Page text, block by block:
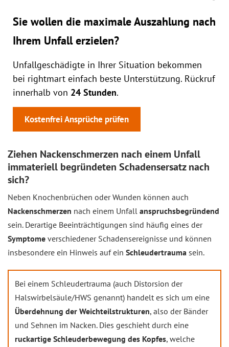
Sie wollen die maximale Auszahlung nach
Ihrem Unfall erzielen?
Unfallgeschädigte in Ihrer Situation bekommen
bei rightmart einfach beste Unterstützung. Rückruf
innerhalb von 24 Stunden.
Kostenfrei Ansprüche prüfen
Ziehen Nackenschmerzen nach einem Unfall
immateriell begründeten Schadensersatz nach
sich?
Neben Knochenbrüchen oder Wunden können auch
Nackenschmerzen nach einem Unfall anspruchsbegründend
sein. Derartige Beeinträchtigungen sind häufig eines der
Symptome verschiedener Schadensereignisse und können
insbesondere ein Hinweis auf ein Schleudertrauma sein.
Bei einem Schleudertrauma (auch Distorsion der
Halswirbelsäule/HWS genannt) handelt es sich um eine
Überdehnung der Weichteilstrukturen, also der Bänder
und Sehnen im Nacken. Dies geschieht durch eine
ruckartige Schleuderbewegung des Kopfes, welche